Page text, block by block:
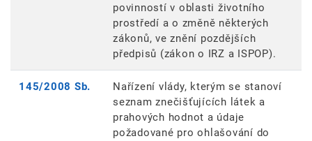
povinností v oblasti životního
prostředí a o změně některých
zákonů, ve znění pozdějších
předpisů (zákon o IRZ a ISPOP).
145/2008 Sb.
Nařízení vlády, kterým se stanoví
seznam znečišťujících látek a
prahových hodnot a údaje
požadované pro ohlašování do